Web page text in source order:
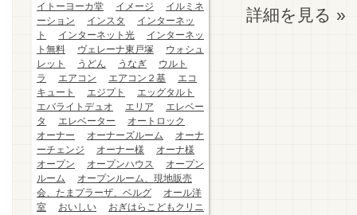
イトーヨーカ堂
イメージ
イルミネ
ーション
インスタ
インターネッ
ト
インターネット光
インターネッ
ト無料
ヴェレーナ東戸塚
ウォシュ
レット
うどん うなぎ
ウルト
ラ
エアコン エアコン２基
エコ
キュート
エジプト
エッグタルト
エバライトデュオ
エリア
エレベー
タ
エレベーター
オートロック
オーナー
オーナーズルーム
オーナ
ーチェンジ
オーナー様
オーナ様
オープン
オープンハウス
オープン
ルーム
オープンルーム、現地販売
会、たまプラーザ、ベルグ
オール洋
室
おいしい
おぎはらこどもクリニ
詳細を見る »